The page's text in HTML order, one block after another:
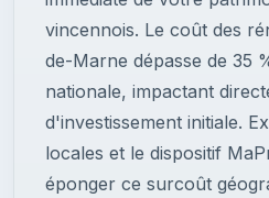
vincennois. Le coût des
de-Marne dépasse de 35
nationale, impactant
d'investissement initiale.
locales et le dispositif
éponger ce surcoût